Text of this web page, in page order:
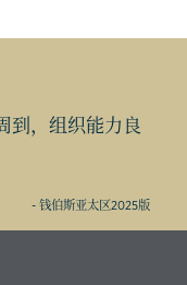
到，组织能力良
- 钱伯斯亚太区2025版